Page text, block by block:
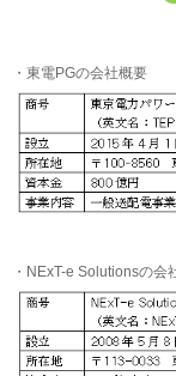
・東電PGの会社概要
・NExT-e Solutionsの会